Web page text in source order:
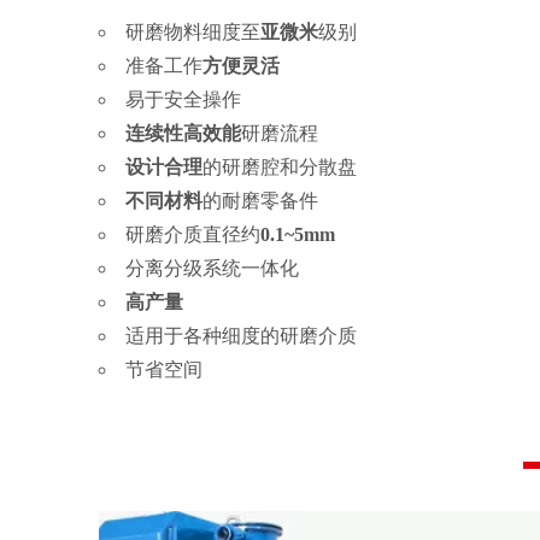
研磨物料细度至亚微米级别
准备工作方便灵活
易于安全操作
连续性高效能研磨流程
设计合理的研磨腔和分散盘
不同材料的耐磨零备件
研磨介质直径约0.1~5mm
分离分级系统一体化
高产量
适用于各种细度的研磨介质
节省空间